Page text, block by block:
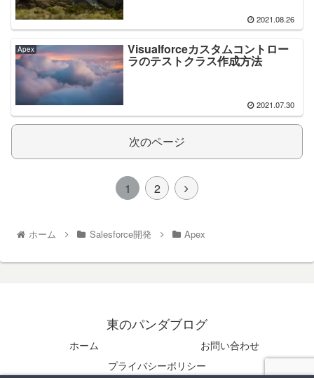
2021.08.26
Apex Visualforceカスタムコントロー
ラのテストクラス作成方法
2021.07.30
次のページ
1 2
ホーム Salesforce開発 Apex
東のパンダブログ
ホーム
お問い合わせ
プライバシーポリシー